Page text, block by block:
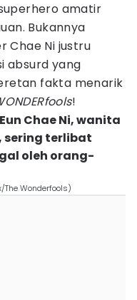
amatir
Bukannya
Chae Ni justru
absurd yang
fakta menarik
!
Chae Ni, wanita
sering terlibat
oleh orang-
Wonderfools)